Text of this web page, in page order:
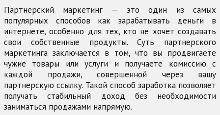
Партнерский маркетинг — это один из самых
популярных способов как зарабатывать деньги в
интернете, особенно для тех, кто не хочет создавать
свои собственные продукты. Суть партнерского
маркетинга заключается в том, что вы продвигаете
чужие товары или услуги и получаете комиссию с
каждой продажи, совершенной через вашу
партнерскую ссылку. Такой способ заработка позволяет
получать стабильный доход без необходимости
заниматься продажами напрямую.